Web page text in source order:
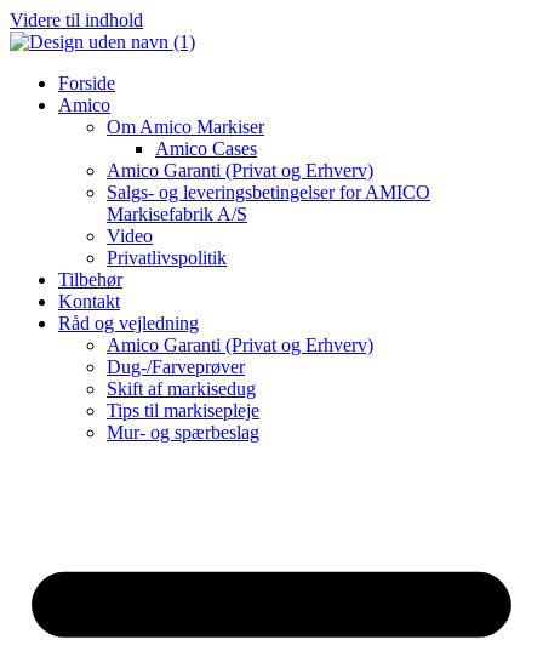
Videre til indhold
Forside
Amico
Om Amico Markiser
Amico Cases
Amico Garanti (Privat og Erhverv)
Salgs- og leveringsbetingelser for AMICO
Markisefabrik A/S
Video
Privatlivspolitik
Tilbehør
Kontakt
Råd og vejledning
Amico Garanti (Privat og Erhverv)
Dug-/Farveprøver
Skift af markisedug
Tips til markisepleje
Mur- og spærbeslag